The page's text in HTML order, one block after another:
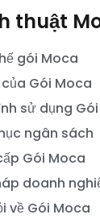
thuật
gói Moca
Gói Moca
sử dụng
ngân sách
Gói Moca
doanh
về Gói Moca